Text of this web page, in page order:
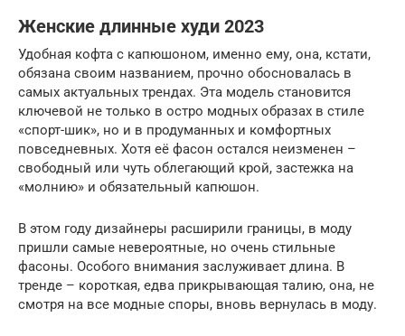
Женские длинные худи 2023
Удобная кофта с капюшоном, именно ему, она, кстати,
обязана своим названием, прочно обосновалась в
самых актуальных трендах. Эта модель становится
ключевой не только в остро модных образах в стиле
«спорт-шик», но и в продуманных и комфортных
повседневных. Хотя её фасон остался неизменен –
свободный или чуть облегающий крой, застежка на
«молнию» и обязательный капюшон.
В этом году дизайнеры расширили границы, в моду
пришли самые невероятные, но очень стильные
фасоны. Особого внимания заслуживает длина. В
тренде – короткая, едва прикрывающая талию, она, не
смотря на все модные споры, вновь вернулась в моду.